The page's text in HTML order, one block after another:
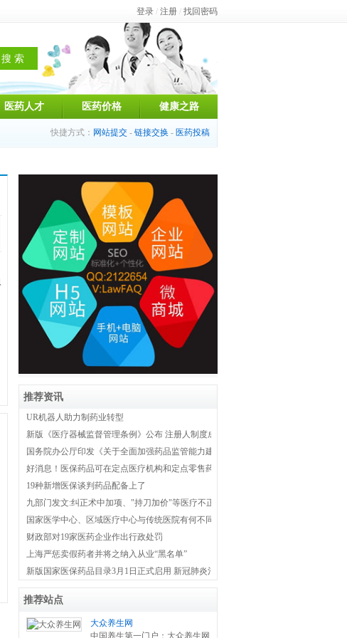
登录 / 注册 / 找回密码
医药人才 医药价格 健康之路
快捷方式： 网站提交 - 链接交换 - 医药投稿
推荐资讯
UR机器人助力制药业转型
新版《医疗器械监督管理条例》公布 注册人制度成为新监管体系主线
国务院办公厅印发《关于全面加强药品监管能力建设的实施意见》
好消息！医保药品可在定点医疗机构和定点零售药店双通道购买
19种新增医保谈判药品配备上了
九部门发文:纠正术中加项、"持刀加价"等医疗不正之风
国家医学中心、区域医疗中心与传统医院有何不同？国家卫健委权威解答！
财政部对19家医药企业作出行政处罚
上海严惩卖假药者并将之纳入从业“黑名单”
新版国家医保药品目录3月1日正式启用 新冠肺炎治疗药品全部纳入医保
推荐站点
大众养生网
中国养生第一门户：大众养生网